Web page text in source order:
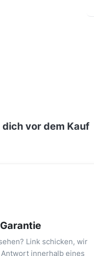
vor dem Kauf
Link schicken, wir
innerhalb eines